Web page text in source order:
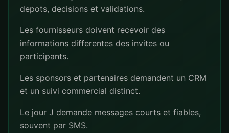
depots, decisions et validations.
Les fournisseurs doivent recevoir des
informations differentes des invites ou
participants.
Les sponsors et partenaires demandent un CRM
et un suivi commercial distinct.
Le jour J demande messages courts et fiables,
souvent par SMS.